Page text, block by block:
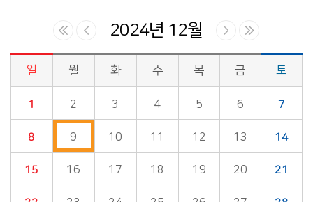
2024년 12월
시정소식>시정 캘린더 게시판의 (2024년 12월) 달력형태로 일정명, 일정내용을 제공합니다.
일 월 화 수 목 금 토
1 2 3 4 5 6 7
8 9 10 11 12 13 14
15 16 17 18 19 20 21